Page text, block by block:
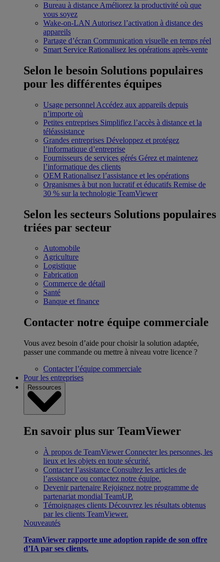
Bureau à distance Améliorez la productivité où que
vous soyez
Wake-on-LAN Autorisez l’activation à distance des
appareils
Partage d’écran Communication visuelle en temps réel
Smart Service Rationalisez les opérations après-vente
Selon le besoin Solutions populaires
pour les différentes équipes
Usage personnel Accédez aux appareils depuis
n’importe où
Petites entreprises Simplifiez l’accès à distance et la
téléassistance
Grandes entreprises Développez et protégez
l’informatique d’entreprise
Fournisseurs de services gérés Gérez et maintenez
l’informatique des clients
OEM Rationalisez l’assistance et les opérations
Organismes à but non lucratif et éducatifs Remise de
30 % sur la technologie TeamViewer
Selon les secteurs Solutions populaires
triées par secteur
Automobile
Agriculture
Logistique
Fabrication
Commerce de détail
Santé
Banque et finance
Contacter notre équipe commerciale
Vous avez besoin d’aide pour choisir la solution adaptée,
passer une commande ou mettre à niveau votre licence ?
Contacter l’équipe commerciale
Pour les entreprises
Ressources
En savoir plus sur TeamViewer
À propos de TeamViewer Connecter les personnes, les
lieux et les objets en toute sécurité.
Contacter l’assistance Consultez les articles de
l’assistance ou contactez notre équipe.
Devenir partenaire Rejoignez notre programme de
partenariat mondial TeamUP.
Témoignages clients Découvrez les résultats obtenus
par les clients TeamViewer.
Nouveautés
TeamViewer rapporte une adoption rapide de son offre
d’IA par ses clients.